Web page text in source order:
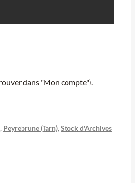
dans "Mon compte").
, Peyrebrune (Tarn), Stock d'Archives